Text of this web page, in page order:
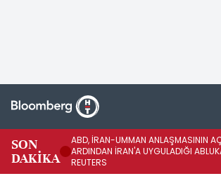
SON
DAKİKA
ABD, İRAN-UMMAN ANLAŞMASININ
ARDINDAN İRAN'A UYGULADIĞI
REUTERS